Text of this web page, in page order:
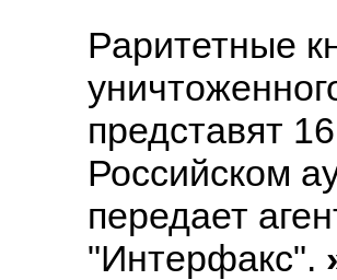
Раритетные
представят
Российском
передает
"Интерфакс".